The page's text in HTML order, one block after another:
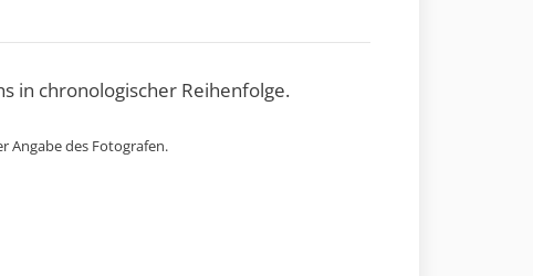
in chronologischer Reihenfolge.
Angabe des Fotografen.